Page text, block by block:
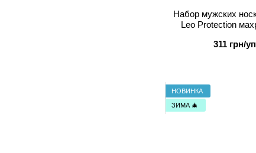
Набор мужских
Leo Protection
311 грн/
НОВИНКА
ЗИМА 🎄